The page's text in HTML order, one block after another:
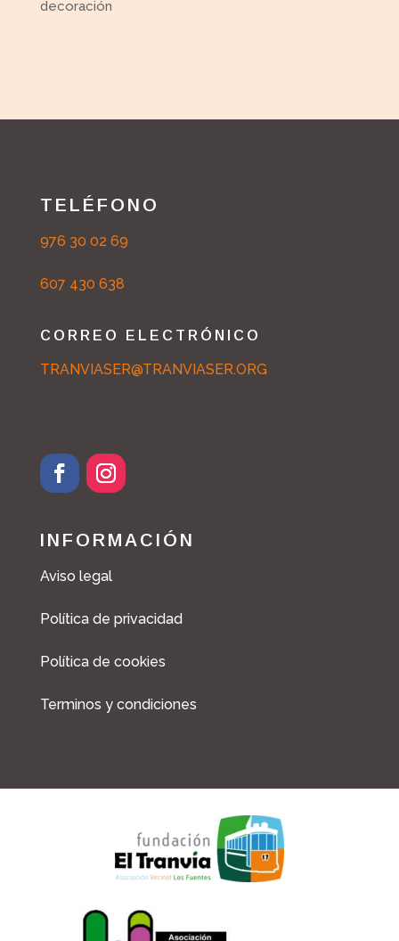
decoración
TELÉFONO
976 30 02 69
607 430 638
CORREO ELECTRÓNICO
TRANVIASER@TRANVIASER.ORG
INFORMACIÓN
Aviso legal
Política de privacidad
Política de cookies
Terminos y condiciones